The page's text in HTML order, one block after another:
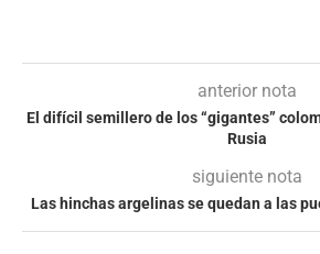
anterior nota
El difícil semillero de los “gigantes”
Rusia
siguiente nota
Las hinchas argelinas se quedan a las